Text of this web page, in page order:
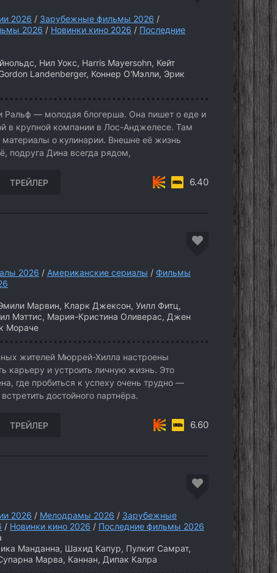
2026 / Зарубежные фильмы 2026 /
2026 / Новинки кино 2026 / Последние
Нил Уокс, Harris Mayersohn, Кейт
Landenberger, Коннер О'Мэлли, Эрик
Ральф — молодая блогерша. Она пишет о еде и
в крупной компании в Лос-Анджелесе. Там
о кулинарии. Внешне её жизнь
подруга Дина всегда рядом,
ТРЕЙЛЕР 6.40
2026 / Американские сериалы / Фильмы
Марвин, Кларк Джексон, Уилл Фитц,
Мэттис, Мария-Кристина Оливерас, Джен
Мораче
жителей Мюррей-Хилла настроены
карьеру и устроить личную жизнь. Это
где пробиться к успеху очень трудно —
достойного партнёра.
ТРЕЙЛЕР 6.60
2026 / Мелодрамы 2026 / Зарубежные
/ Новинки кино 2026 / Последние фильмы 2026
Манданна, Шахид Капур, Пулкит Самрат,
Марва, Каннан, Дипак Калра